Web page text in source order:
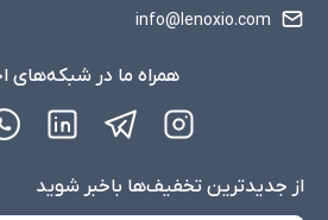
info@lenoxio.com
همراه ما در شبکه‌های
از جدید‌ترین تخفیف‌ها با‌خبر شوید